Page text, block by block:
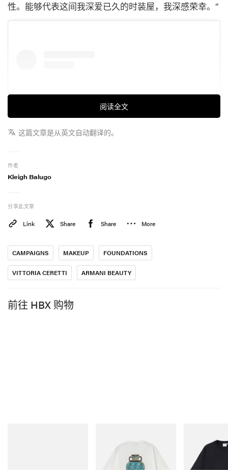
性。能够代表这间我深爱已久的时装屋，我深感荣幸。”
Stray Kids 成员 Felix 正式出任韩
。
阅读全文
这篇文章是从英文自动翻译的。
作者
Kleigh Balugo
分享此文章
Link Share Share More
CAMPAIGNS MAKEUP FOUNDATIONS
VITTORIA CERETTI ARMANI BEAUTY
前往 HBX 购物
One Point
立刻购入